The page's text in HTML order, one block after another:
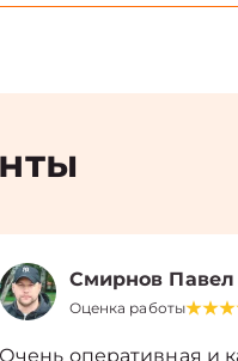
Смирнов Павел
Оценка работы
Очень оперативная и